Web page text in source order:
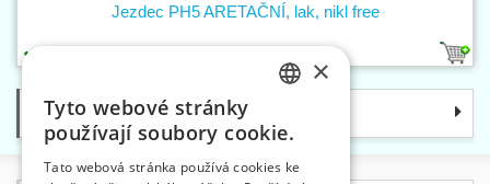
Jezdec PH5 ARETAČNÍ, lak, nikl free
Kategorie
×
Tyto webové stránky
používají soubory cookie.
Tato webová stránka používá cookies ke